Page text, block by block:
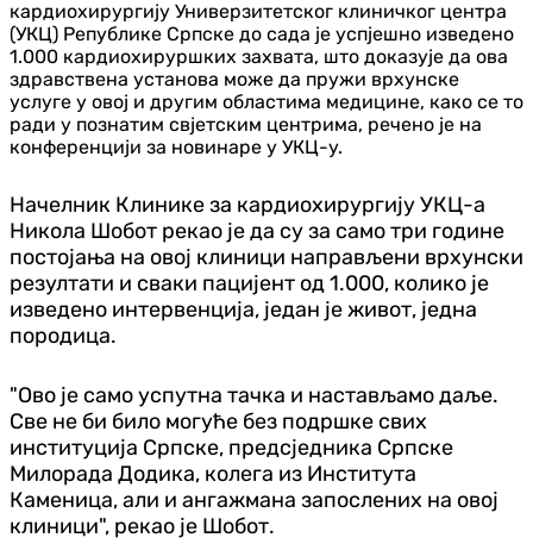
кардиохирургију Универзитетског клиничког центра
(УКЦ) Републике Српске до сада је успјешно изведено
1.000 кардиохируршких захвата, што доказује да ова
здравствена установа може да пружи врхунске
услуге у овој и другим областима медицине, како се то
ради у познатим свјетским центрима, речено је на
конференцији за новинаре у УКЦ-у.
Начелник Клинике за кардиохирургију УКЦ-а
Никола Шобот рекао је да су за само три године
постојања на овој клиници направљени врхунски
резултати и сваки пацијент од 1.000, колико је
изведено интервенција, један је живот, једна
породица.
"Ово је само успутна тачка и настављамо даље.
Све не би било могуће без подршке свих
институција Српске, предсједника Српске
Милорада Додика, колега из Института
Каменица, али и ангажмана запослених на овој
клиници", рекао је Шобот.